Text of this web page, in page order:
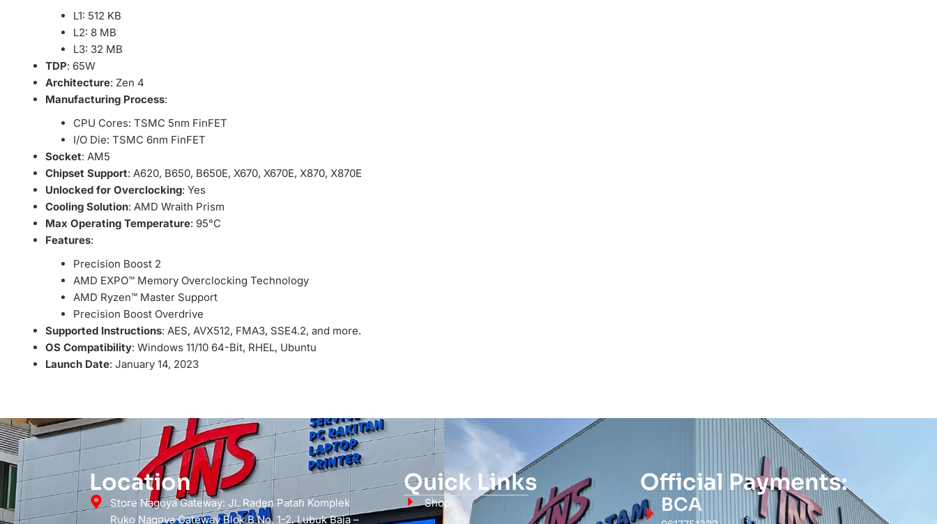
L1: 512 KB
L2: 8 MB
L3: 32 MB
TDP: 65W
Architecture: Zen 4
Manufacturing Process:
CPU Cores: TSMC 5nm FinFET
I/O Die: TSMC 6nm FinFET
Socket: AM5
Chipset Support: A620, B650, B650E, X670, X670E, X870, X870E
Unlocked for Overclocking: Yes
Cooling Solution: AMD Wraith Prism
Max Operating Temperature: 95°C
Features:
Precision Boost 2
AMD EXPO™ Memory Overclocking Technology
AMD Ryzen™ Master Support
Precision Boost Overdrive
Supported Instructions: AES, AVX512, FMA3, SSE4.2, and more.
OS Compatibility: Windows 11/10 64-Bit, RHEL, Ubuntu
Launch Date: January 14, 2023
Location
Store Nagoya Gateway: Jl. Raden Patah Komplek
Ruko Nagoya Gateway Blok B No. 1-2, Lubuk Baja –
Quick Links
Shop
Official Payments:
BCA